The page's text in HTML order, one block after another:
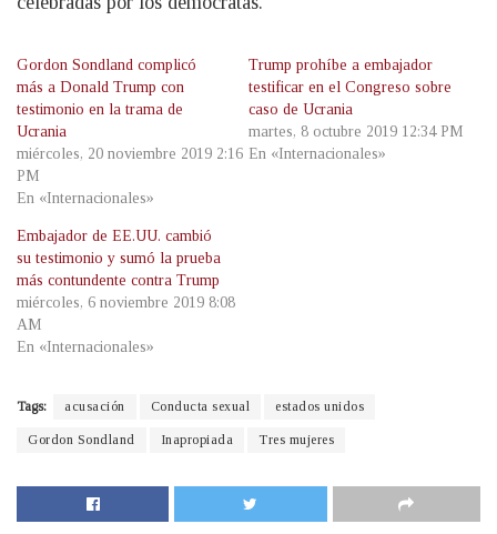
Gordon Sondland complicó
más a Donald Trump con
testimonio en la trama de
Ucrania
miércoles, 20 noviembre 2019 2:16
PM
En «Internacionales»
Trump prohíbe a embajador
testificar en el Congreso sobre
caso de Ucrania
martes, 8 octubre 2019 12:34 PM
En «Internacionales»
Embajador de EE.UU. cambió
su testimonio y sumó la prueba
más contundente contra Trump
miércoles, 6 noviembre 2019 8:08
AM
En «Internacionales»
Tags: acusación Conducta sexual estados unidos
Gordon Sondland Inapropiada Tres mujeres